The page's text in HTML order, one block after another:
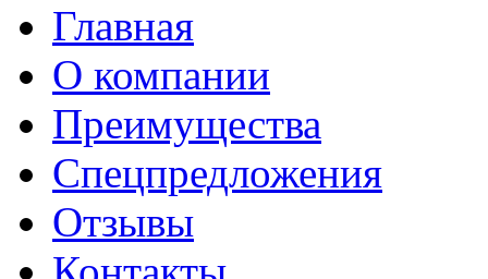
Главная
О компании
Преимущества
Спецпредложения
Отзывы